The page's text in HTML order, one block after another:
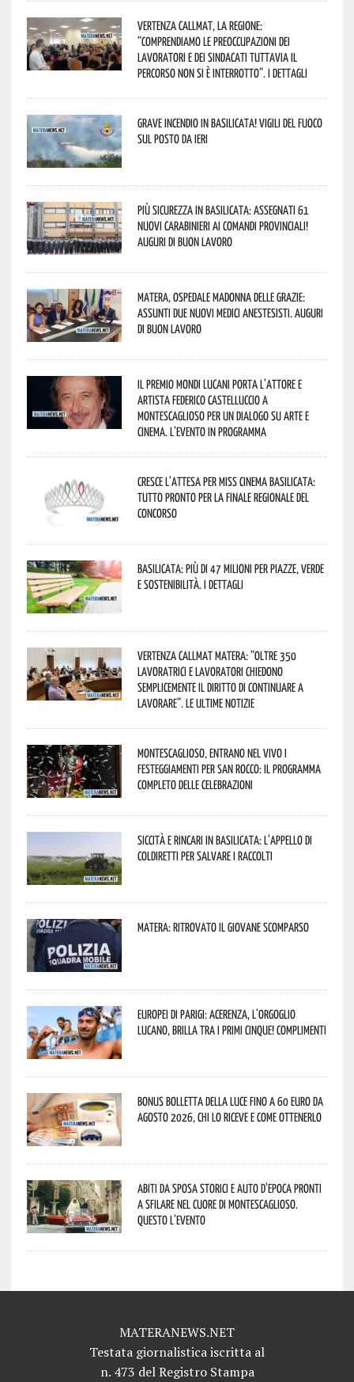
Vertenza CallMat, la Regione:
“comprendiamo le preoccupazioni dei
lavoratori e dei sindacati tuttavia il
percorso non si è interrotto”. I dettagli
Grave incendio in Basilicata! Vigili del fuoco
sul posto da ieri
Più sicurezza in Basilicata: assegnati 61
nuovi Carabinieri ai Comandi provinciali!
Auguri di buon lavoro
Matera, Ospedale Madonna delle Grazie:
assunti due nuovi medici anestesisti. Auguri
di buon lavoro
Il Premio Mondi Lucani porta l’attore e
artista Federico Castelluccio a
Montescaglioso per un dialogo su arte e
cinema. L’evento in programma
Cresce l’attesa per Miss Cinema Basilicata:
tutto pronto per la finale regionale del
concorso
Basilicata: più di 47 milioni per piazze, verde
e sostenibilità. I dettagli
Vertenza CallMat Matera: “Oltre 350
lavoratrici e lavoratori chiedono
semplicemente il diritto di continuare a
lavorare”. Le ultime notizie
Montescaglioso, entrano nel vivo i
festeggiamenti per San Rocco: il programma
completo delle celebrazioni
Siccità e rincari in Basilicata: l’appello di
Coldiretti per salvare i raccolti
Matera: ritrovato il giovane scomparso
Europei di Parigi: Acerenza, l’orgoglio
lucano, brilla tra i primi cinque! Complimenti
Bonus bolletta della luce fino a 60 euro da
agosto 2026, chi lo riceve e come ottenerlo
Abiti da sposa storici e auto d’epoca pronti
a sfilare nel cuore di Montescaglioso.
Questo l’evento
MATERANEWS.NET
Testata giornalistica iscritta al
n. 473 del Registro Stampa